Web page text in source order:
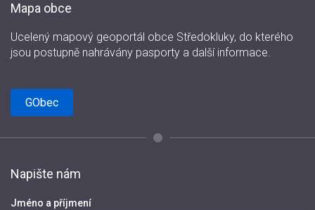
Mapa obce
Ucelený mapový geoportál obce Středokluky, do kterého
jsou postupně nahrávány pasporty a další informace.
GObec
Napište nám
Jméno a příjmení